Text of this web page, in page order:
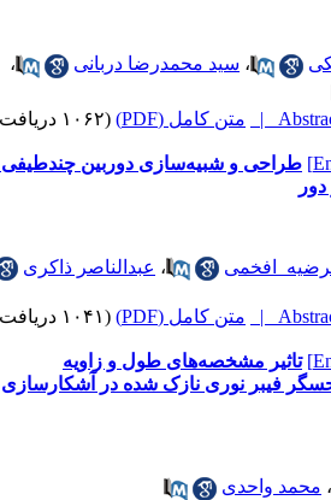
،سید محمدرضا دربانی
،
متن کامل (PDF) (۱۰۶۲ دریافت)
طراحی و شبیه‌سازی دوربین چندطیفی
افخمی ،عبدالناصر ذاکری
متن کامل (PDF) (۱۰۴۱ دریافت)
تاثیر مشخصه‌های طول و زاویه
فیبر نوری نازک شده در آشکارسازی
واحدی